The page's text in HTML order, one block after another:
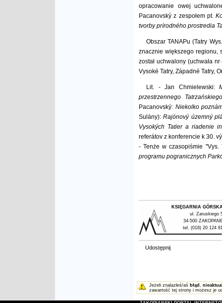
opracowanie owej
Pacanovský z zespołem pt.
tvorby prírodného prostredia
Obszar TANAPu (Tatry
znacznie większego regionu,
został uchwalony (uchwała
Vysoké Tatry, Západné Tatry,
Lit. - Jan Chmielewski:
przestrzennego
Pacanovský: Niekolko
Sulány):Rajónový územný
Vysokých Tatier a riadenie
referátov z konferencie k 30.
- Tenże w czasopiśmie
programu pogranicznych
KSIĘGARNIA
ul. Zaruskiego
34-500
tel. (018) 20 124
Udostępnij
Jeżeli znalazłeś/aś błąd ,
zawartość tej strony i możesz je